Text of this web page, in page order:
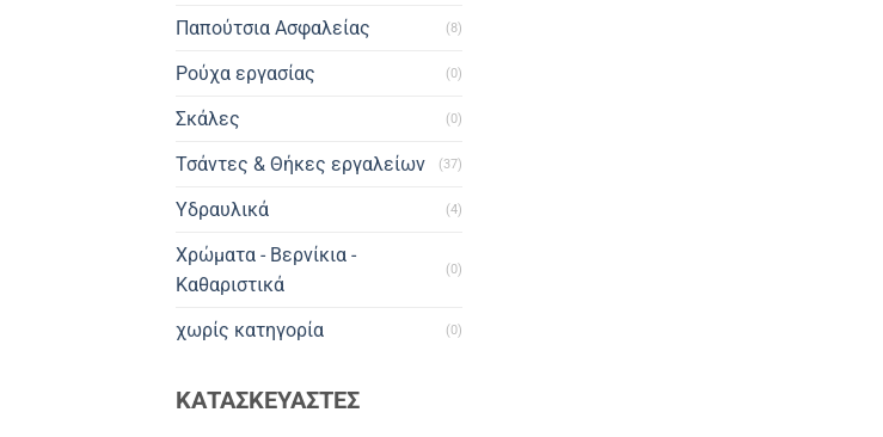
Παπούτσια Ασφαλείας (8)
Ρούχα εργασίας (0)
Σκάλες (0)
Τσάντες & Θήκες εργαλείων (37)
Υδραυλικά (4)
Χρώματα - Βερνίκια -
Καθαριστικά
(0)
χωρίς κατηγορία (0)
ΚΑΤΑΣΚΕΥΑΣΤΕΣ